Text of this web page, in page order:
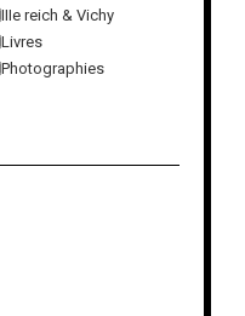
IIIe reich & Vichy
Livres
Photographies